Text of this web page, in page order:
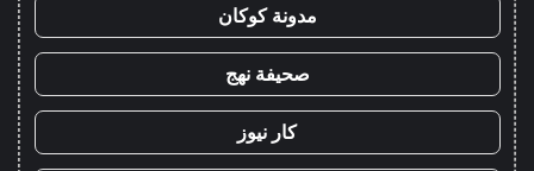
مدونة كوكان
صحيفة نهج
كار نيوز